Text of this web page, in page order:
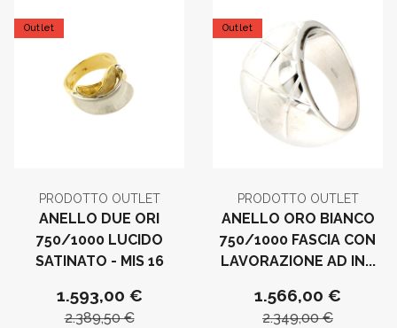
Outlet
PRODOTTO OUTLET
ANELLO DUE ORI
750/1000 LUCIDO
SATINATO - MIS 16
1.593,00 €
2.389,50 €
Outlet
PRODOTTO OUTLET
ANELLO ORO BIANCO
750/1000 FASCIA CON
LAVORAZIONE AD IN...
1.566,00 €
2.349,00 €